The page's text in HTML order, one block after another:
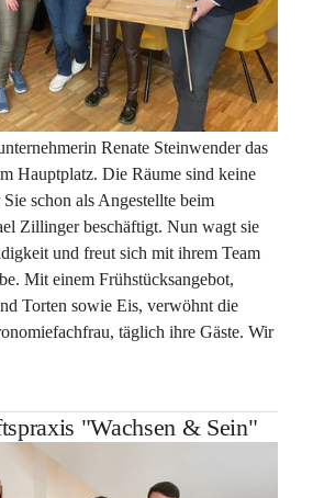
Renate Steinwender das
Hauptplatz. Die Räume sind keine
schon als Angestellte beim
Zillinger beschäftigt. Nun wagt sie
und freut sich mit ihrem Team
Mit einem Frühstücksangebot,
Torten sowie Eis, verwöhnt die
täglich ihre Gäste. Wir
"Wachsen & Sein"